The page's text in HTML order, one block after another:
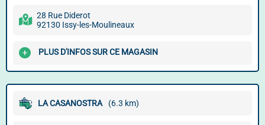
28 Rue Diderot
92130 Issy-les-Moulineaux
PLUS D'INFOS SUR CE MAGASIN
LA CASANOSTRA (6.3 km)